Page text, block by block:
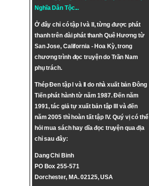
Nghĩa Dân Tộc...
Ở đây chỉ có tập I và II, từng được phát
thanh trên đài phát thanh Quê Hương từ
San Jose, California - Hoa Kỳ, trong
chương trình đọc truyện do Trần Nam
phụ trách.
Thép Đen tập I và II do nhà xuất bản Đông
Tiến phát hành từ năm 1987. Đến năm
1991, tác giả tự xuất bản tập III và đến
năm 2005 thì hoàn tất tập IV. Quý vị có thể
hỏi mua sách hay dĩa đọc truyện qua địa
chỉ sau đây:
Dang Chi Binh
PO Box 255-571
Dorchester, MA. 02125, USA